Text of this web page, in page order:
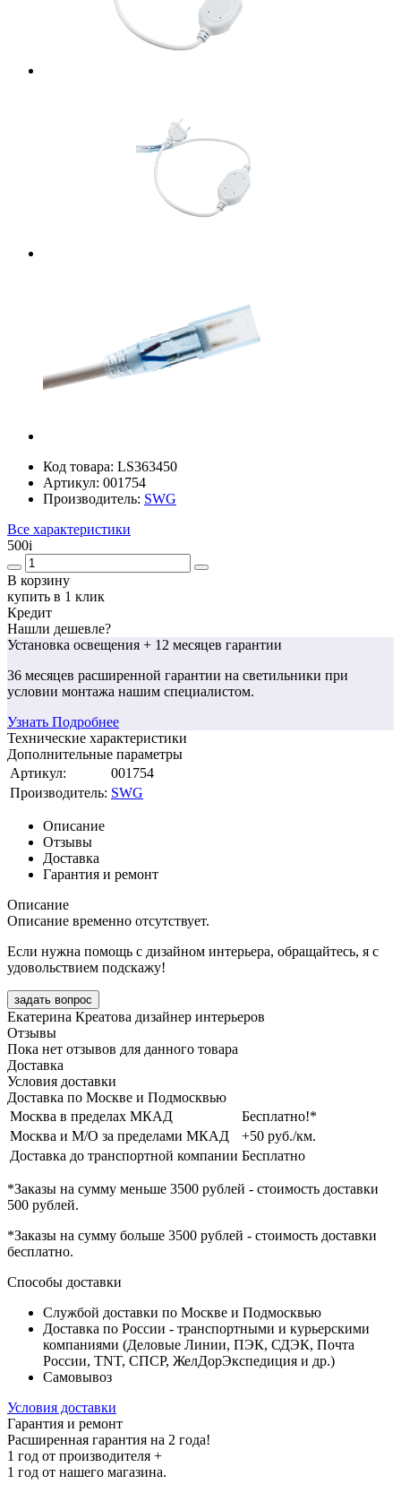
Код товара: LS363450
Артикул: 001754
Производитель: SWG
Все характеристики
500i
В корзину
купить в 1 клик
Кредит
Нашли дешевле?
Установка освещения + 12 месяцев гарантии
36 месяцев расширенной гарантии на светильники при
условии монтажа нашим специалистом.
Узнать Подробнее
Технические характеристики
Дополнительные параметры
Артикул:
001754
Производитель: SWG
Описание
Отзывы
Доставка
Гарантия и ремонт
Описание
Описание временно отсутствует.
Если нужна помощь с дизайном интерьера, обращайтесь, я с
удовольствием подскажу!
задать вопрос
Екатерина Креатова дизайнер интерьеров
Отзывы
Пока нет отзывов для данного товара
Доставка
Условия доставки
Доставка по Москве и Подмосквью
Москва в пределах МКАД
Бесплатно!*
Москва и М/О за пределами МКАД
+50 руб./км.
Доставка до транспортной компании Бесплатно
*Заказы на сумму меньше 3500 рублей - стоимость доставки
500 рублей.
*Заказы на сумму больше 3500 рублей - стоимость доставки
бесплатно.
Способы доставки
Службой доставки по Москве и Подмосквью
Доставка по России - транспортными и курьерскими
компаниями (Деловые Линии, ПЭК, СДЭК, Почта
России, TNT, СПСР, ЖелДорЭкспедиция и др.)
Самовывоз
Условия доставки
Гарантия и ремонт
Расширенная гарантия на 2 года!
1 год от производителя +
1 год от нашего магазина.